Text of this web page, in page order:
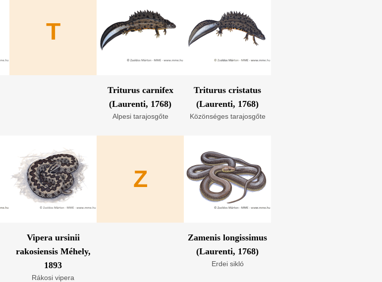
T
Alpesi tarajosgőte
Triturus carnifex
(Laurenti, 1768)
Közönséges tarajosgőte
Triturus cristatus
(Laurenti, 1768)
Rákosi vipera
Vipera ursinii
rakosiensis Méhely,
1893
Z
Erdei sikló
Zamenis longissimus
(Laurenti, 1768)